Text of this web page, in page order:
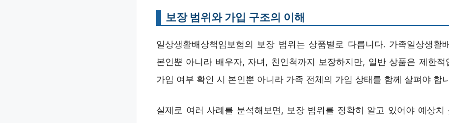
보장 범위와 가입 구조의 이해
일상생활배상책임보험의 보장 범위는 상품별로 다릅니다. 가족일상생활
본인뿐 아니라 배우자, 자녀, 친인척까지 보장하지만, 일반 상품은 제한적
가입 여부 확인 시 본인뿐 아니라 가족 전체의 가입 상태를 함께 살펴야 합
실제로 여러 사례를 분석해보면, 보장 범위를 정확히 알고 있어야 예상치